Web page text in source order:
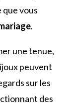
vous
.
une tenue,
peuvent
sur les
des